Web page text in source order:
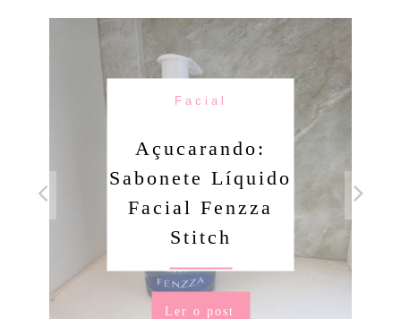
Facial
Açucarando:
Sabonete Líquido
Facial Fenzza
Stitch
Ler o post